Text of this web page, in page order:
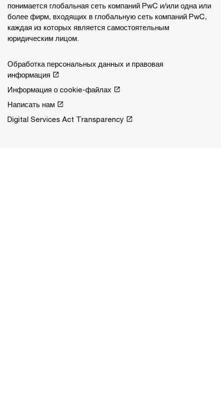
понимается глобальная сеть компаний PwC и/или одна или
более фирм, входящих в глобальную сеть компаний PwC,
каждая из которых является самостоятельным
юридическим лицом.
Обработка персональных данных и правовая
информация
Информация о cookie-файлах
Написать нам
Digital Services Act Transparency